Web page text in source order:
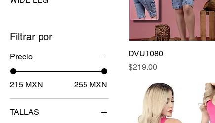
Filtrar por
Precio
215 MXN 255 MXN
TALLAS
DVU1080
Precio
$219.00